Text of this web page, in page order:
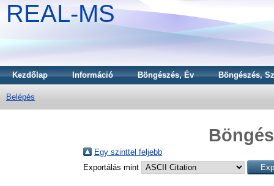
REAL-MS
Kezdőlap Információ Böngészés, Év Böngészés,
Belépés
Egy szinttel feljebb
Exportálás mint